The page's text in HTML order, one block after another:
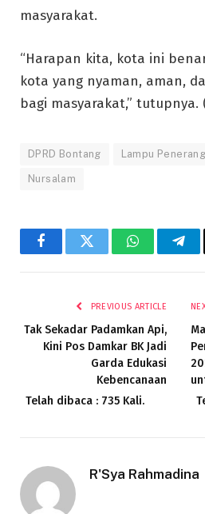
masyarakat.
“Harapan kita, kota ini
kota yang nyaman, aman,
bagi masyarakat,” tutupnya.
DPRD Bontang Lampu
Nursalam
FacebookTwitter WhatsApp
PREVIOUS ARTICLE
Tak Sekadar Padamkan Api,
Kini Pos Damkar BK Jadi
Garda Edukasi
Kebencanaan
Telah dibaca : 735 Kali.
R'Sya Rahmadina